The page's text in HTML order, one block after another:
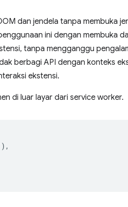
dan jendela tanpa membuka
ini dengan membuka
tanpa mengganggu
berbagi API dengan konteks
ekstensi.
di luar layar dari service worker.
),